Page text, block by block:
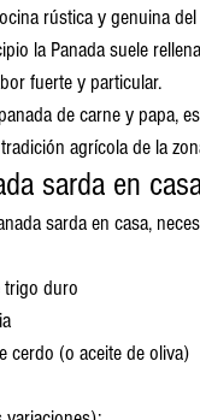
rústica y genuina
la Panada suele
fuerte y particular.
de carne y papa,
agrícola de la
sarda en
sarda en casa,
trigo duro
cerdo (o aceite de oliva)